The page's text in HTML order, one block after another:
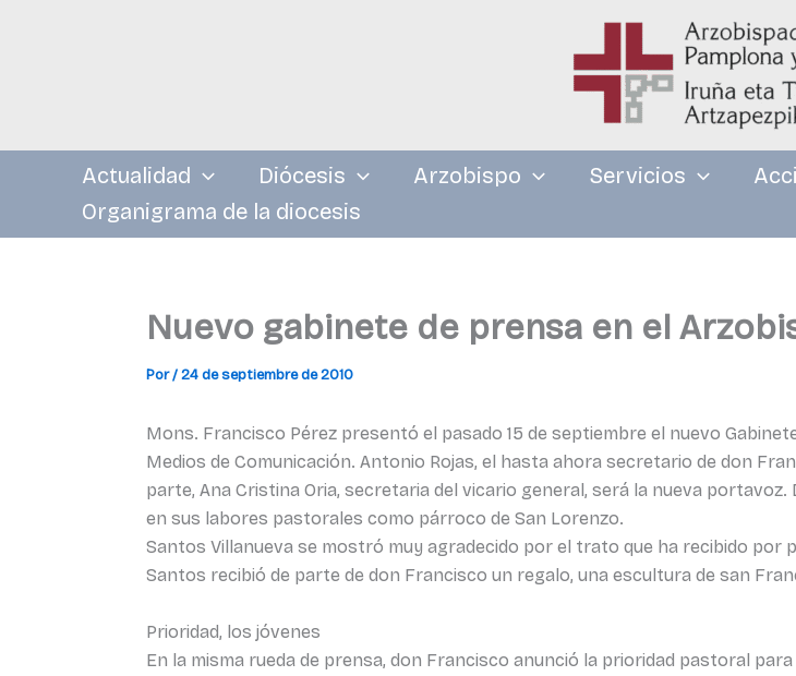
Actualidad Diócesis Arzobispo Servicios
Organigrama de la diocesis
Nuevo gabinete de prensa en el
Por/24 de septiembre de 2010
Mons. Francisco Pérez presentó el pasado 15 de septiembre el nuevo
Medios de Comunicación. Antonio Rojas, el hasta ahora secretario de don
parte, Ana Cristina Oria, secretaria del vicario general, será la nueva
en sus labores pastorales como párroco de San Lorenzo.
Santos Villanueva se mostró muy agradecido por el trato que ha recibido por
Santos recibió de parte de don Francisco un regalo, una escultura de san
Prioridad, los jóvenes
En la misma rueda de prensa, don Francisco anunció la prioridad pastoral